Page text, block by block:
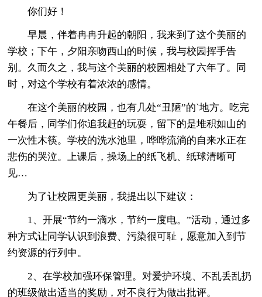
你们好！
早晨，伴着冉冉升起的朝阳，我来到了这个美丽的
学校；下午，夕阳亲吻西山的时候，我与校园挥手告
别。久而久之，我与这个美丽的校园相处了六年了。同
时，对这个学校有着浓浓的感情。
在这个美丽的校园，也有几处“丑陋”的`地方。吃完
午餐后，同学们你追我赶的玩耍，留下的是堆积如山的
一次性木筷。学校的洗水池里，哗哗流淌的自来水正在
悲伤的哭泣。上课后，操场上的纸飞机、纸球清晰可
见…
为了让校园更美丽，我提出以下建议：
1、开展“节约一滴水，节约一度电。”活动，通过多
种方式让同学认识到浪费、污染很可耻，愿意加入到节
约资源的行列中。
2、在学校加强环保管理。对爱护环境、不乱丢乱扔
的班级做出适当的奖励，对不良行为做出批评。